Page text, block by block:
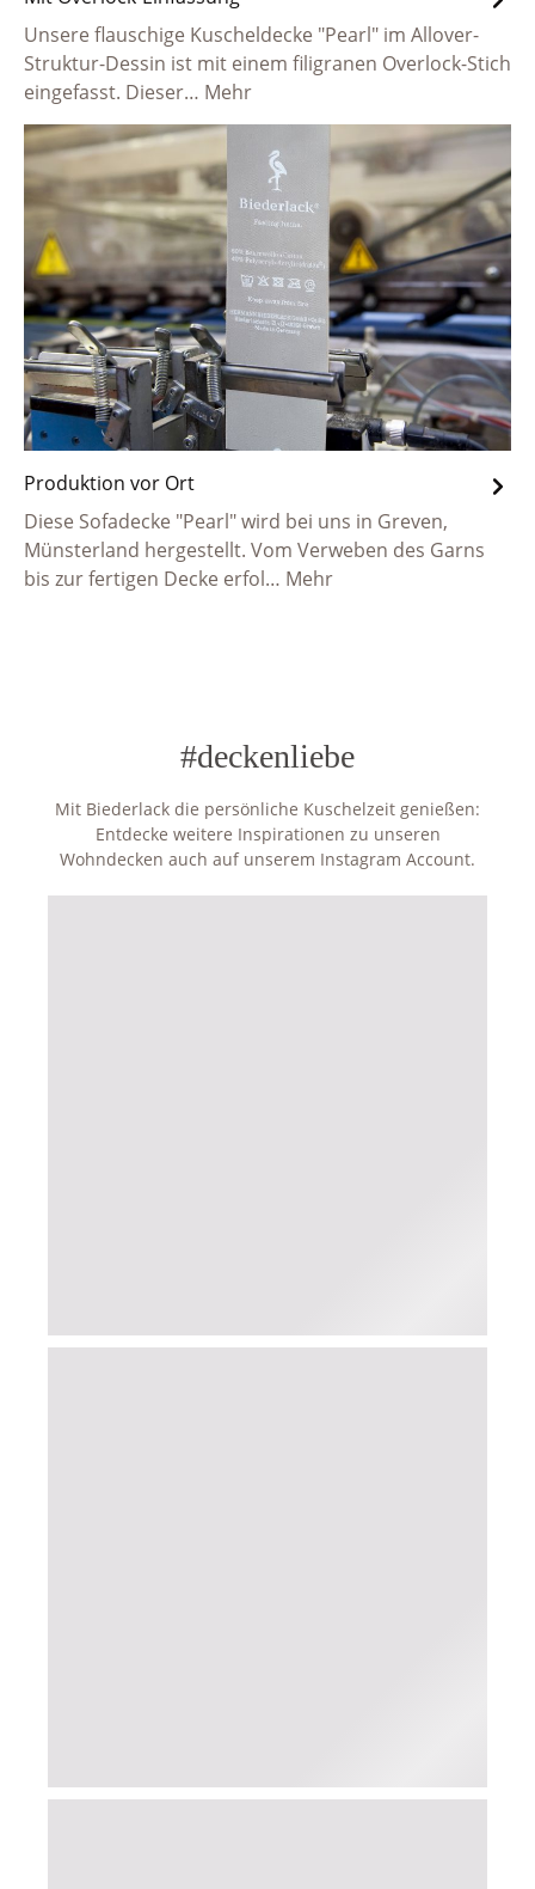
Unsere flauschige Kuscheldecke "Pearl" im Allover-
Struktur-Dessin ist mit einem filigranen Overlock-Stich
eingefasst. Dieser… Mehr
Produktion vor Ort
Diese Sofadecke "Pearl" wird bei uns in Greven,
Münsterland hergestellt. Vom Verweben des Garns
bis zur fertigen Decke erfol… Mehr
#deckenliebe
Mit Biederlack die persönliche Kuschelzeit genießen:
Entdecke weitere Inspirationen zu unseren
Wohndecken auch auf unserem Instagram Account.